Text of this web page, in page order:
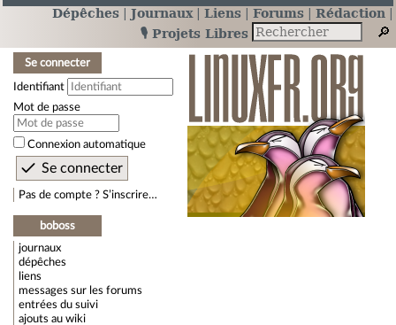
Dépêches Journaux Liens Forums
Rédaction
🎙️ Projets Libres
Se connecter
Identifiant
Mot de passe
Connexion automatique
Pas de compte ? S’inscrire…
boboss
journaux
dépêches
liens
messages sur les forums
entrées du suivi
ajouts au wiki